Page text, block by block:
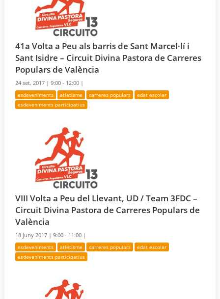
41a Volta a Peu als barris de Sant Marcel·lí i
Sant Isidre – Circuit Divina Pastora de Carreres
Populars de València
24 set. 2017 |9:00 - 12:00 |
esdeveniments atletisme carreres populars
edat escolar
esdeveniments participatius
VIII Volta a Peu del Llevant, UD / Team 3FDC –
Circuit Divina Pastora de Carreres Populars de
València
18 juny 2017 |9:00 - 11:00 |
esdeveniments atletisme carreres populars
edat escolar
esdeveniments participatius